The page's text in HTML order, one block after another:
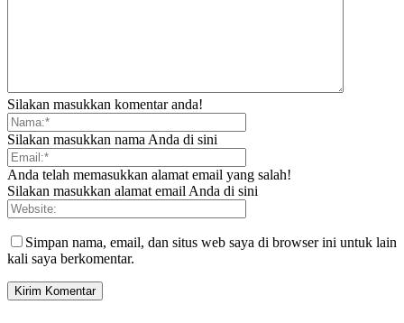
Silakan masukkan komentar anda!
Silakan masukkan nama Anda di sini
Anda telah memasukkan alamat email yang salah!
Silakan masukkan alamat email Anda di sini
Simpan nama, email, dan situs web saya di browser ini untuk lain
kali saya berkomentar.